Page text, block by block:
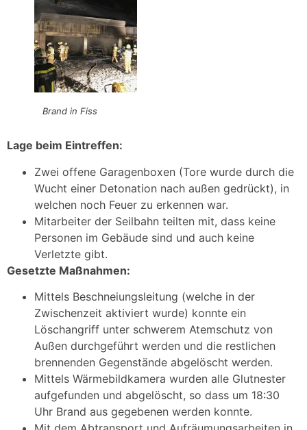
Brand in Fiss
Lage beim Eintreffen:
Zwei offene Garagenboxen (Tore wurde durch die
Wucht einer Detonation nach außen gedrückt), in
welchen noch Feuer zu erkennen war.
Mitarbeiter der Seilbahn teilten mit, dass keine
Personen im Gebäude sind und auch keine
Verletzte gibt.
Gesetzte Maßnahmen:
Mittels Beschneiungsleitung (welche in der
Zwischenzeit aktiviert wurde) konnte ein
Löschangriff unter schwerem Atemschutz von
Außen durchgeführt werden und die restlichen
brennenden Gegenstände abgelöscht werden.
Mittels Wärmebildkamera wurden alle Glutnester
aufgefunden und abgelöscht, so dass um 18:30
Uhr Brand aus gegebenen werden konnte.